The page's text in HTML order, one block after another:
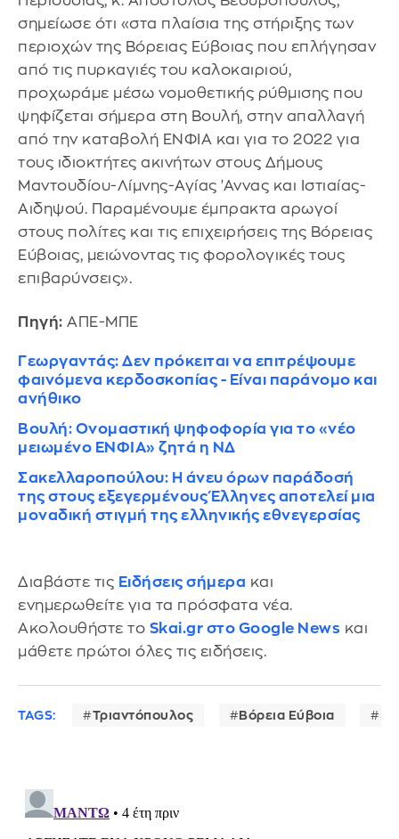
σημείωσε ότι «στα πλαίσια της στήριξης των
περιοχών της Βόρειας Εύβοιας που επλήγησαν
από τις πυρκαγιές του καλοκαιριού,
προχωράμε μέσω νομοθετικής ρύθμισης που
ψηφίζεται σήμερα στη Βουλή, στην απαλλαγή
από την καταβολή ΕΝΦΙΑ και για το 2022 για
τους ιδιοκτήτες ακινήτων στους Δήμους
Μαντουδίου-Λίμνης-Αγίας 'Αννας και Ιστιαίας-
Αιδηψού. Παραμένουμε έμπρακτα αρωγοί
στους πολίτες και τις επιχειρήσεις της Βόρειας
Εύβοιας, μειώνοντας τις φορολογικές τους
επιβαρύνσεις».
Πηγή: ΑΠΕ-ΜΠΕ
Γεωργαντάς: Δεν πρόκειται να επιτρέψουμε
φαινόμενα κερδοσκοπίας - Είναι παράνομο και
ανήθικο
Βουλή: Ονομαστική ψηφοφορία για το «νέο
μειωμένο ΕΝΦΙΑ» ζητά η ΝΔ
Σακελλαροπούλου: Η άνευ όρων παράδοσή
της στους εξεγερμένους Έλληνες αποτελεί μια
μοναδική στιγμή της ελληνικής εθνεγερσίας
Διαβάστε τις Ειδήσεις σήμερα και
ενημερωθείτε για τα πρόσφατα νέα.
Ακολουθήστε το Skai.gr στο Google News και
μάθετε πρώτοι όλες τις ειδήσεις.
TAGS: Τριαντόπουλος Βόρεια Εύβοια